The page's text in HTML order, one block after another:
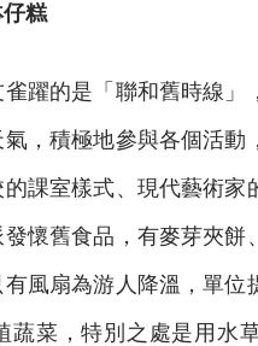
糕
的是「聯和舊時線」
，積極地參與各個活動
課室樣式、現代藝術家
懷舊食品，有麥芽夾餅
風扇為游人降溫，單位
蔬菜，特別之處是用水